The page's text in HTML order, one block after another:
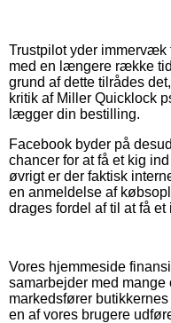
Trustpilot yder
med en længere række
grund af dette tilrådes
kritik af Miller Quicklock
lægger din bestilling.
Facebook byder på
chancer for at få et kig
øvrigt er der faktisk
en anmeldelse af
drages fordel af til at få
Vores hjemmeside
samarbejder med
markedsfører
en af vores brugere